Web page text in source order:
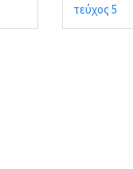
τεύχος 5